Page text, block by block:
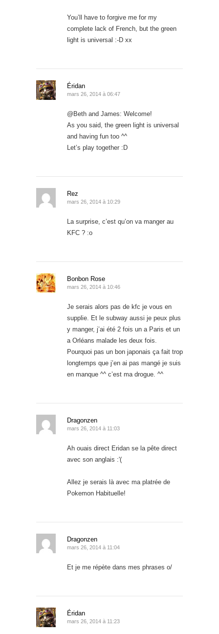
You’ll have to forgive me for my
complete lack of French, but the green
light is universal :-D xx
Éridan
mars 26, 2014 à 06:47
@Beth and James: Welcome!
As you said, the green light is universal
and having fun too ^^
Let’s play together :D
Rez
mars 26, 2014 à 10:29
La surprise, c’est qu’on va manger au
KFC ? :o
Bonbon Rose
mars 26, 2014 à 10:46
Je serais alors pas de kfc je vous en
supplie. Et le subway aussi je peux plus
y manger, j’ai été 2 fois un a Paris et un
a Orléans malade les deux fois.
Pourquoi pas un bon japonais ça fait trop
longtemps que j’en ai pas mangé je suis
en manque ^^ c’est ma drogue. ^^
Dragonzen
mars 26, 2014 à 11:03
Ah ouais direct Eridan se la pête direct
avec son anglais :'(
Allez je serais là avec ma platrée de
Pokemon Habituelle!
Dragonzen
mars 26, 2014 à 11:04
Et je me répète dans mes phrases o/
Éridan
mars 26, 2014 à 11:23